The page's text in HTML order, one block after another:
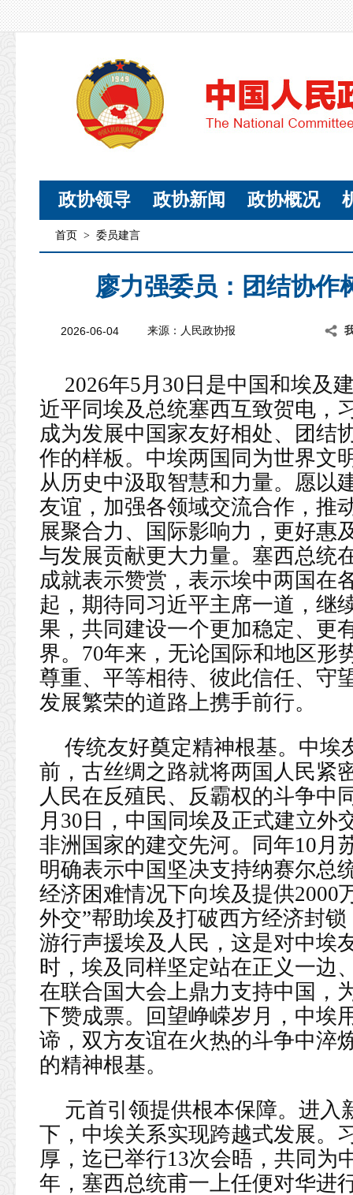
政协领导 政协新闻 政协概况
首页 > 委员建言
廖力强委员：团结协作
2026-06-04 来源：人民政协报
2026年5月30日是中国和埃及
近平同埃及总统塞西互致贺电，
成为发展中国家友好相处、团结
作的样板。中埃两国同为世界文
从历史中汲取智慧和力量。愿以
友谊，加强各领域交流合作，推
展聚合力、国际影响力，更好惠
与发展贡献更大力量。塞西总统
成就表示赞赏，表示埃中两国在
起，期待同习近平主席一道，继
果，共同建设一个更加稳定、更
界。70年来，无论国际和地区形
尊重、平等相待、彼此信任、守
发展繁荣的道路上携手前行。
传统友好奠定精神根基。中埃
前，古丝绸之路就将两国人民紧
人民在反殖民、反霸权的斗争中
月30日，中国同埃及正式建立外
非洲国家的建交先河。同年10月
明确表示中国坚决支持纳赛尔总
经济困难情况下向埃及提供2000
外交”帮助埃及打破西方经济封
游行声援埃及人民，这是对中埃
时，埃及同样坚定站在正义一边
在联合国大会上鼎力支持中国，
下赞成票。回望峥嵘岁月，中埃
谛，双方友谊在火热的斗争中淬
的精神根基。
元首引领提供根本保障。进入
下，中埃关系实现跨越式发展。
厚，迄已举行13次会晤，共同为
年，塞西总统甫一上任便对华进